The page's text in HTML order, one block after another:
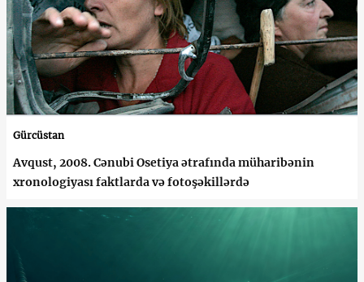
Gürcüstan
Avqust, 2008. Cənubi Osetiya ətrafında müharibənin
xronologiyası faktlarda və fotoşəkillərdə